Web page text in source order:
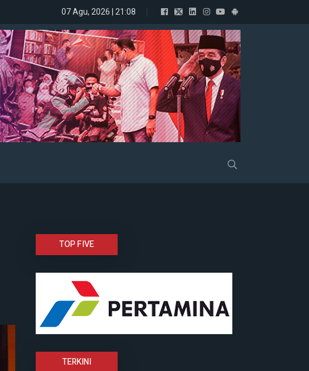
Gelora Resmi Dukung Prabowo
07 Agu, 2026 | 21:08
TOP FIVE
TERKINI